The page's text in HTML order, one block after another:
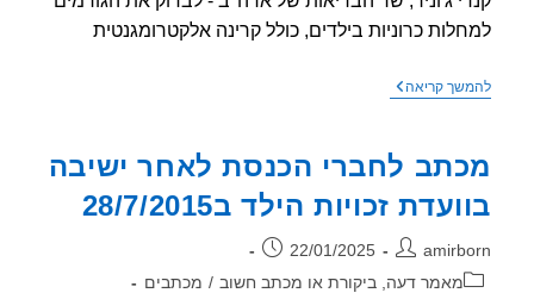
כרוניות בילדים, כולל קרינה אלקטרומגנטית
קריאהקנדי
של
ארה"ב
–
לבדוק
הגורמים
למחלות
לחברי הכנסת לאחר ישיבה
זכויות הילד ב28/7/2015
פורסם:
22/01/2025
מאמר דעה, ביקורת או מכתב חשוב / מכתבים